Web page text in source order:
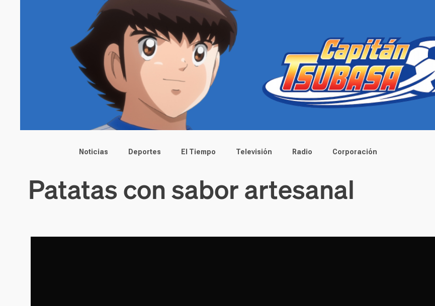
Main menu
Noticias Deportes El Tiempo Televisión Radio Corporación
Patatas con sabor artesanal